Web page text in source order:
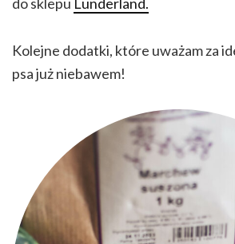
Kolejne dodatki, które uważam za
psa już niebawem!